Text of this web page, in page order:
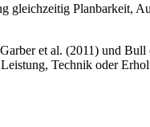
gleichzeitig Planbarkeit,
et al. (2011) und Bull
Technik oder